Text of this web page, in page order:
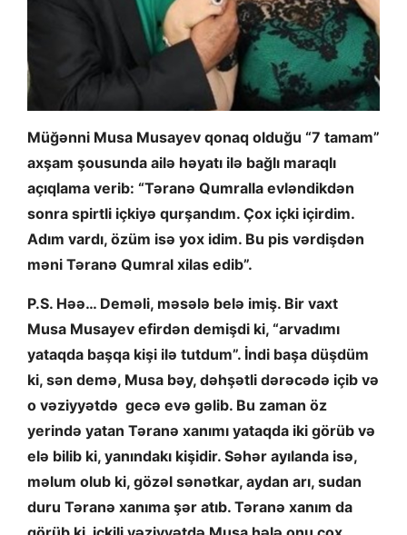
Müğənni Musa Musayev qonaq olduğu “7 tamam”
axşam şousunda ailə həyatı ilə bağlı maraqlı
açıqlama verib: “Təranə Qumralla evləndikdən
sonra spirtli içkiyə qurşandım. Çox içki içirdim.
Adım vardı, özüm isə yox idim. Bu pis vərdişdən
məni Təranə Qumral xilas edib”.
P.S. Həə… Deməli, məsələ belə imiş. Bir vaxt
Musa Musayev efirdən demişdi ki, “arvadımı
yataqda başqa kişi ilə tutdum”. İndi başa düşdüm
ki, sən demə, Musa bəy, dəhşətli dərəcədə içib və
o vəziyyətdə gecə evə gəlib. Bu zaman öz
yerində yatan Təranə xanımı yataqda iki görüb və
elə bilib ki, yanındakı kişidir. Səhər ayılanda isə,
məlum olub ki, gözəl sənətkar, aydan arı, sudan
duru Təranə xanıma şər atıb. Təranə xanım da